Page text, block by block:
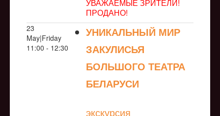
УВАЖАЕМЫЕ ЗРИТЕЛИ!
ПРОДАНО!
23
May|Friday
11:00 - 12:30
УНИКАЛЬНЫЙ МИР
ЗАКУЛИСЬЯ
БОЛЬШОГО ТЕАТРА
БЕЛАРУСИ
экскурсия